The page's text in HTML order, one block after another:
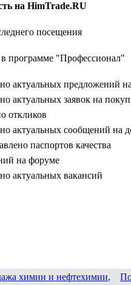
на HimTrade.RU
посещения
в программе "Профессионал"
актуальных предложений
актуальных заявок на
откликов
актуальных сообщений на
паспортов качества
на форуме
актуальных вакансий
химии и нефтехимии,